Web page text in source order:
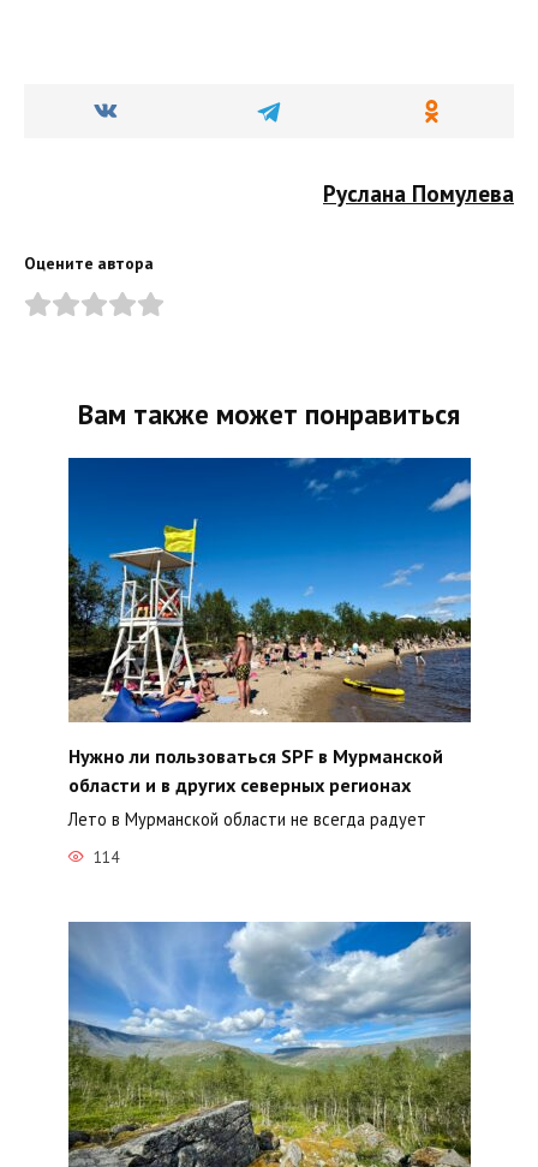
Руслана Помулева
Оцените автора
Вам также может понравиться
Нужно ли пользоваться SPF в Мурманской
области и в других северных регионах
Лето в Мурманской области не всегда радует
114